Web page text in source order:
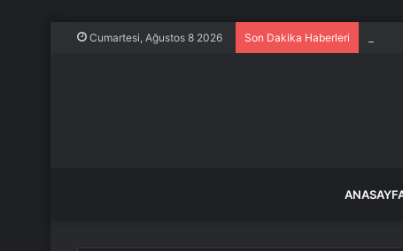
Cumartesi, Ağustos 8 2026 Son Dakika Haberleri